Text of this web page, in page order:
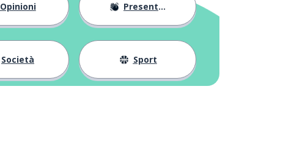
Opinioni Presentarsi
Società Sport